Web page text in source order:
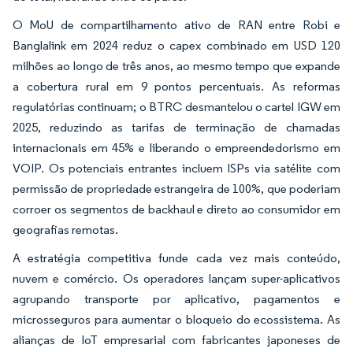
O MoU de compartilhamento ativo de RAN entre Robi e
Banglalink em 2024 reduz o capex combinado em USD 120
milhões ao longo de três anos, ao mesmo tempo que expande
a cobertura rural em 9 pontos percentuais. As reformas
regulatórias continuam; o BTRC desmantelou o cartel IGW em
2025, reduzindo as tarifas de terminação de chamadas
internacionais em 45% e liberando o empreendedorismo em
VOIP. Os potenciais entrantes incluem ISPs via satélite com
permissão de propriedade estrangeira de 100%, que poderiam
corroer os segmentos de backhaul e direto ao consumidor em
geografias remotas.
A estratégia competitiva funde cada vez mais conteúdo,
nuvem e comércio. Os operadores lançam super-aplicativos
agrupando transporte por aplicativo, pagamentos e
microsseguros para aumentar o bloqueio do ecossistema. As
alianças de IoT empresarial com fabricantes japoneses de